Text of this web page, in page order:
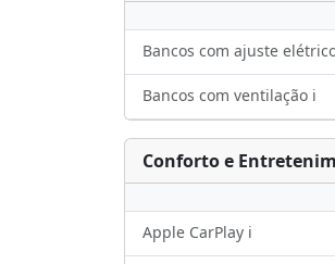
Bancos com ajuste
Bancos com ventilação ℹ️
Conforto e
Apple CarPlay ℹ️